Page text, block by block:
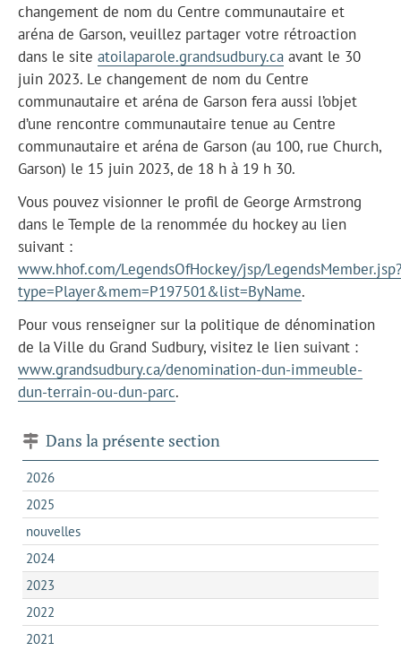
changement de nom du Centre communautaire et
aréna de Garson, veuillez partager votre rétroaction
dans le site atoilaparole.grandsudbury.ca avant le 30
juin 2023. Le changement de nom du Centre
communautaire et aréna de Garson fera aussi l’objet
d’une rencontre communautaire tenue au Centre
communautaire et aréna de Garson (au 100, rue Church,
Garson) le 15 juin 2023, de 18 h à 19 h 30.
Vous pouvez visionner le profil de George Armstrong
dans le Temple de la renommée du hockey au lien
suivant :
www.hhof.com/LegendsOfHockey/jsp/LegendsMember.jsp?
type=Player&mem=P197501&list=ByName.
Pour vous renseigner sur la politique de dénomination
de la Ville du Grand Sudbury, visitez le lien suivant :
www.grandsudbury.ca/denomination-dun-immeuble-
dun-terrain-ou-dun-parc.
Dans la présente section
2026
2025
nouvelles
2024
2023
2022
2021